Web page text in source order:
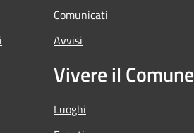
Comunicati
Avvisi
Vivere il Comune
Luoghi